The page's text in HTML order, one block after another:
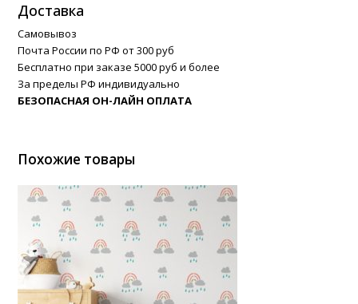
Доставка
Самовывоз
Почта России по РФ от 300 руб
Бесплатно при заказе 5000 руб и более
За пределы РФ индивидуально
БЕЗОПАСНАЯ ОН-ЛАЙН ОПЛАТА
Похожие товары